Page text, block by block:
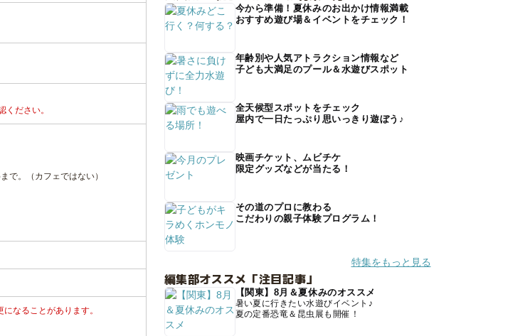
ださい。
で。（カフェではない）
なることがあります。
今から準備！夏休みのお出かけ情報満載
おすすめ遊び場＆イベントをチェック！
年齢別や人気アトラクション情報など
子ども大満足のプール＆水遊びスポット
全天候型スポットをチェック
屋内で一日たっぷり思いっきり遊ぼう♪
映画チケット、ムビチケ
限定グッズなどが当たる！
その道のプロに教わる
こだわりの親子体験プログラム！
特集をもっと見る
編集部オススメ「注目記事」
【関東】8月＆夏休みのオススメ
暑い夏に行きたい水遊びイベント♪
夏の定番恐竜＆昆虫展も開催！